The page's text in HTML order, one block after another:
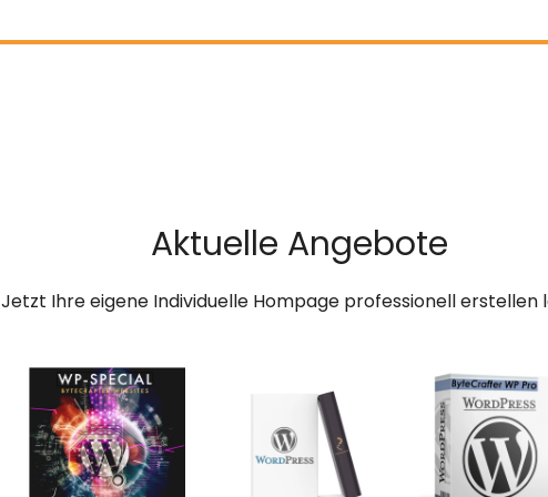
Aktuelle Angebote
Jetzt Ihre eigene Individuelle Hompage professionell erstellen